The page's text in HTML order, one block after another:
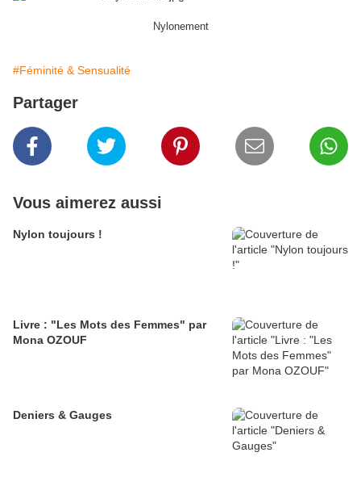
Nylonement
#Féminité & Sensualité
Partager
Vous aimerez aussi
Nylon toujours !
Livre : "Les Mots des Femmes" par
Mona OZOUF
Deniers & Gauges